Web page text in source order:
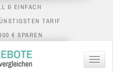
& EINFACH
TARIF
€ SPAREN
Menü